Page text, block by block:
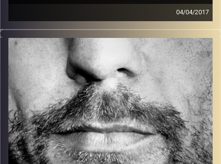
04/04/2017
זיפים, מוזיקה מחוספסת של הופעות חיות. הרבה ג'אם, רוק,
בלוז, bluegrass, ג'אז, Fאנק, פרוגרסיב ואפילו אלקטרוניקה.
כל מה שחי, אמיתי ונושם.
עם שמוליק רגב.
קרדיט תמונות: David Goehring